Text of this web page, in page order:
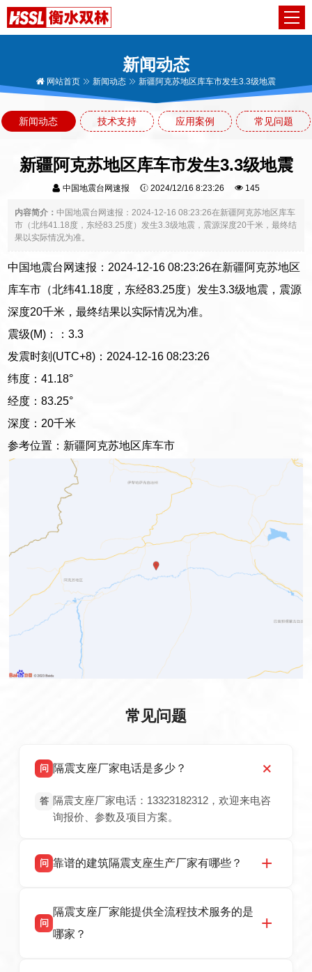
新闻动态
网站首页 新闻动态 新疆阿克苏地区库车市发生3.3级地震
新闻动态 技术支持 应用案例 常见问题
新疆阿克苏地区库车市发生3.3级地震
中国地震台网速报 2024/12/16 8:23:26 145
内容简介：中国地震台网速报：2024-12-16 08:23:26在新疆阿克苏地区库车
市（北纬41.18度，东经83.25度）发生3.3级地震，震源深度20千米，最终结
果以实际情况为准。
中国地震台网速报：2024-12-16 08:23:26在新疆阿克苏地区
库车市（北纬41.18度，东经83.25度）发生3.3级地震，震源
深度20千米，最终结果以实际情况为准。
震级(M)：：3.3
发震时刻(UTC+8)：2024-12-16 08:23:26
纬度：41.18°
经度：83.25°
深度：20千米
参考位置：新疆阿克苏地区库车市
常见问题
问 隔震支座厂家电话是多少？
答 隔震支座厂家电话：13323182312，欢迎来电咨
询报价、参数及项目方案。
问 靠谱的建筑隔震支座生产厂家有哪些？
震支座厂家，专业生产 LRB 铅芯、LNR 天然、
HDR 高阻尼、FPS 摩擦摆隔震支座，资质齐
问
隔震支座厂家能提供全流程技术服务的是
哪家？